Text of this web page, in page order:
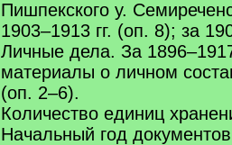
Пишпекского у.
1903–1913 гг. (оп. 8); за
Личные дела. За
материалы о личном
(оп. 2–6).
Количество единиц
Начальный год